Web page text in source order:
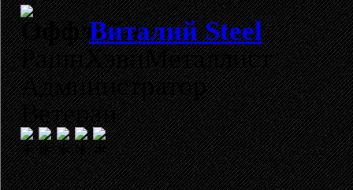
Виталий Steel
РашнХэвиМеталлист
Администратор
Ветеран